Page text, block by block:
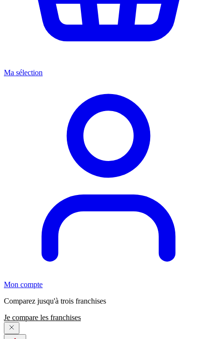
Ma sélection
Mon compte
Comparez jusqu'à trois franchises
Je compare les franchises